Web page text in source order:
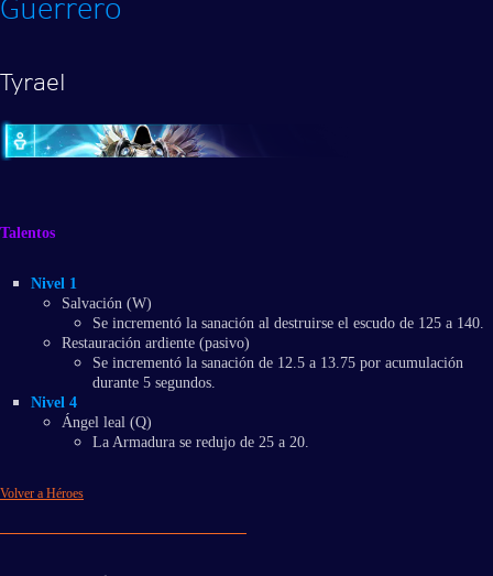
Guerrero
Tyrael
Talentos
Nivel 1
Salvación (W)
Se incrementó la sanación al destruirse el escudo de 125 a 140.
Restauración ardiente (pasivo)
Se incrementó la sanación de 12.5 a 13.75 por acumulación
durante 5 segundos.
Nivel 4
Ángel leal (Q)
La Armadura se redujo de 25 a 20.
Volver a Héroes